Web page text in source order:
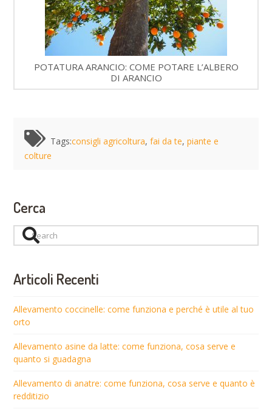
POTATURA ARANCIO: COME POTARE L’ALBERO
DI ARANCIO
Tags:consigli agricoltura,fai da te,piante e
colture
Cerca
Search
Articoli Recenti
Allevamento coccinelle: come funziona e perché è utile al tuo
orto
Allevamento asine da latte: come funziona, cosa serve e
quanto si guadagna
Allevamento di anatre: come funziona, cosa serve e quanto è
redditizio